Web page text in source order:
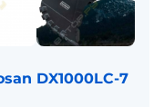
DX1000LC-7